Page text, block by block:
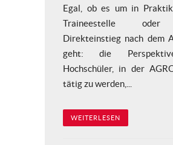
Egal, ob es um in
Traineestelle
Direkteinstieg nach dem
geht: die
Hochschüler, in der
tätig zu werden,...
WEITERLESEN